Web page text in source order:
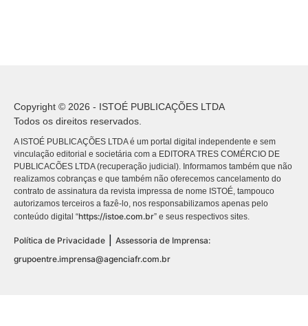
Copyright © 2026 - ISTOÉ PUBLICAÇÕES LTDA
Todos os direitos reservados.
A ISTOÉ PUBLICAÇÕES LTDA é um portal digital independente e sem
vinculação editorial e societária com a EDITORA TRES COMÉRCIO DE
PUBLICACÕES LTDA (recuperação judicial). Informamos também que não
realizamos cobranças e que também não oferecemos cancelamento do
contrato de assinatura da revista impressa de nome ISTOÉ, tampouco
autorizamos terceiros a fazê-lo, nos responsabilizamos apenas pelo
conteúdo digital “https://istoe.com.br” e seus respectivos sites.
Política de Privacidade
Assessoria de Imprensa:
grupoentre.imprensa@agenciafr.com.br